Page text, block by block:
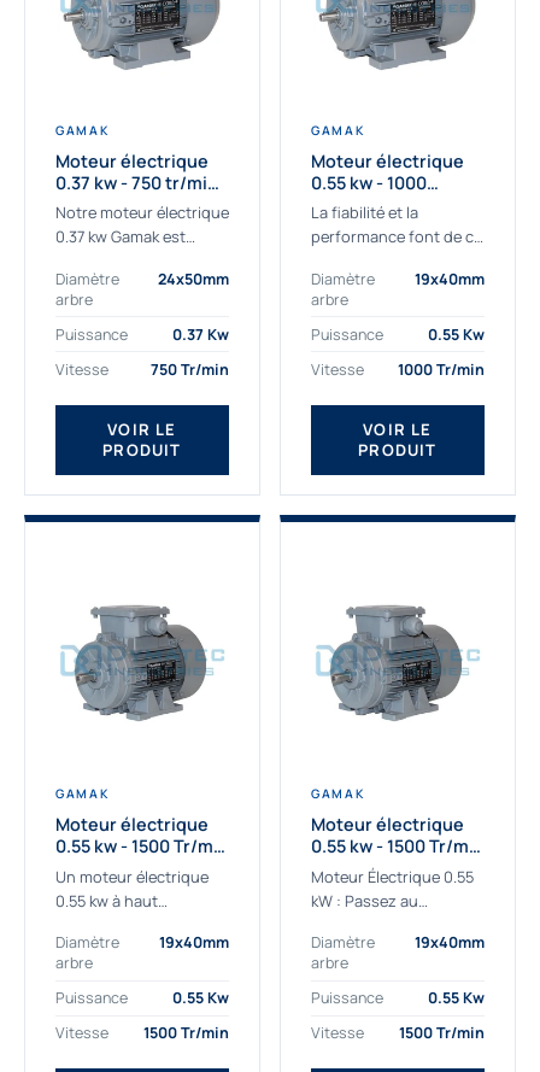
GAMAK
Moteur électrique
0.37 kw - 750 tr/min -
230/400V - IE3
Notre moteur électrique
0.37 kw Gamak est
aux applications
sévères. Nous
déterminons,
fournissons
des moteurs
asynchrones depuis de
nombreuses années....
Diamètre
arbre
24x50mm
Puissance
0.37 Kw
Vitesse
750 Tr/min
VOIR LE
PRODUIT
GAMAK
Moteur électrique
0.55 kw - 1000
Tr/min - 230/400V -
IE2
La fiabilité et la
performance font de ce
0.55kw un
indispensable de votre
production. Ce moteur
être alimenté...
Diamètre
arbre
19x40mm
Puissance
0.55 Kw
Vitesse
1000 Tr/min
VOIR LE
PRODUIT
GAMAK
Moteur électrique
0.55 kw - 1500 Tr/min
- 230/400V - IE2
Un moteur électrique
0.55 kw à haut
applications les plus
exigeantes.
Notre moteur électrique
0.55 kw de référence
AGM2EL 80 M 4a...
Diamètre
arbre
19x40mm
Puissance
0.55 Kw
Vitesse
1500 Tr/min
GAMAK
Moteur électrique
0.55 kw - 1500 Tr/min
- 230/400V -
Rendement IE4
Moteur Électrique 0.55
kW : Passez au
Découvrez notre
moteur électrique 0.55
kW de nouvelle
génération, conçu pour
les...
Diamètre
arbre
19x40mm
Puissance
0.55 Kw
Vitesse
1500 Tr/min